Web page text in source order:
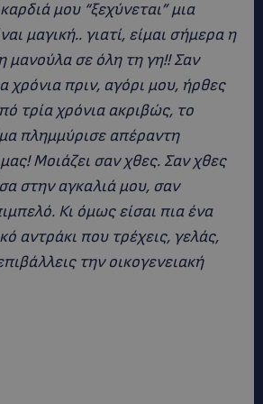
μου “ξεχύνεται” μια
μαγική.. γιατί, είμαι σήμερα η
μανούλα σε όλη τη γη!! Σαν
χρόνια πριν, αγόρι μου, ήρθες
τρία χρόνια ακριβώς, το
πλημμύρισε απέραντη
Μοιάζει σαν χθες. Σαν χθες
στην αγκαλιά μου, σαν
Κι όμως είσαι πια ένα
αντράκι που τρέχεις, γελάς,
την οικογενειακή